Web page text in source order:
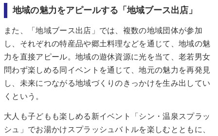
地域の魅力をアピールする「地域ブース出店」
また、「地域ブース出店」では、複数の地域団体が参加
し、それぞれの特産品や郷土料理などを通じて、地域の魅
力を直接アピール。地域の遊休資源に光を当て、老若男女
問わず楽しめる同イベントを通じて、地元の魅力を再発見
し、未来につながる地域づくりのきっかけを生み出してい
くという。
大人も子どもも楽しめる新イベント「シン・温泉スプラッ
シュ」でお湯かけスプラッシュバトルを楽しむとともに、